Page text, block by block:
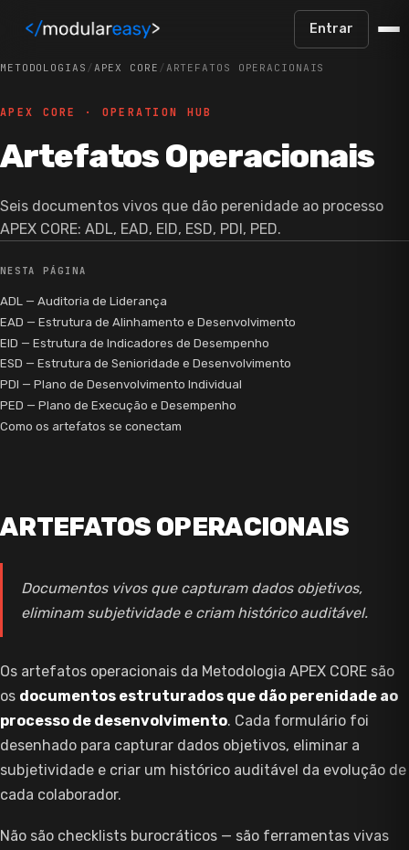
Entrar
METODOLOGIAS /APEX CORE /ARTEFATOS OPERACIONAIS
APEX CORE · OPERATION HUB
Artefatos Operacionais
Seis documentos vivos que dão perenidade ao processo
APEX CORE: ADL, EAD, EID, ESD, PDI, PED.
NESTA PÁGINA
ADL — Auditoria de Liderança
EAD — Estrutura de Alinhamento e Desenvolvimento
EID — Estrutura de Indicadores de Desempenho
ESD — Estrutura de Senioridade e Desenvolvimento
PDI — Plano de Desenvolvimento Individual
PED — Plano de Execução e Desempenho
Como os artefatos se conectam
ARTEFATOS OPERACIONAIS
Documentos vivos que capturam dados objetivos,
eliminam subjetividade e criam histórico auditável.
Os artefatos operacionais da Metodologia APEX CORE são
os documentos estruturados que dão perenidade ao
processo de desenvolvimento. Cada formulário foi
desenhado para capturar dados objetivos, eliminar a
subjetividade e criar um histórico auditável da evolução de
cada colaborador.
Não são checklists burocráticos — são ferramentas vivas